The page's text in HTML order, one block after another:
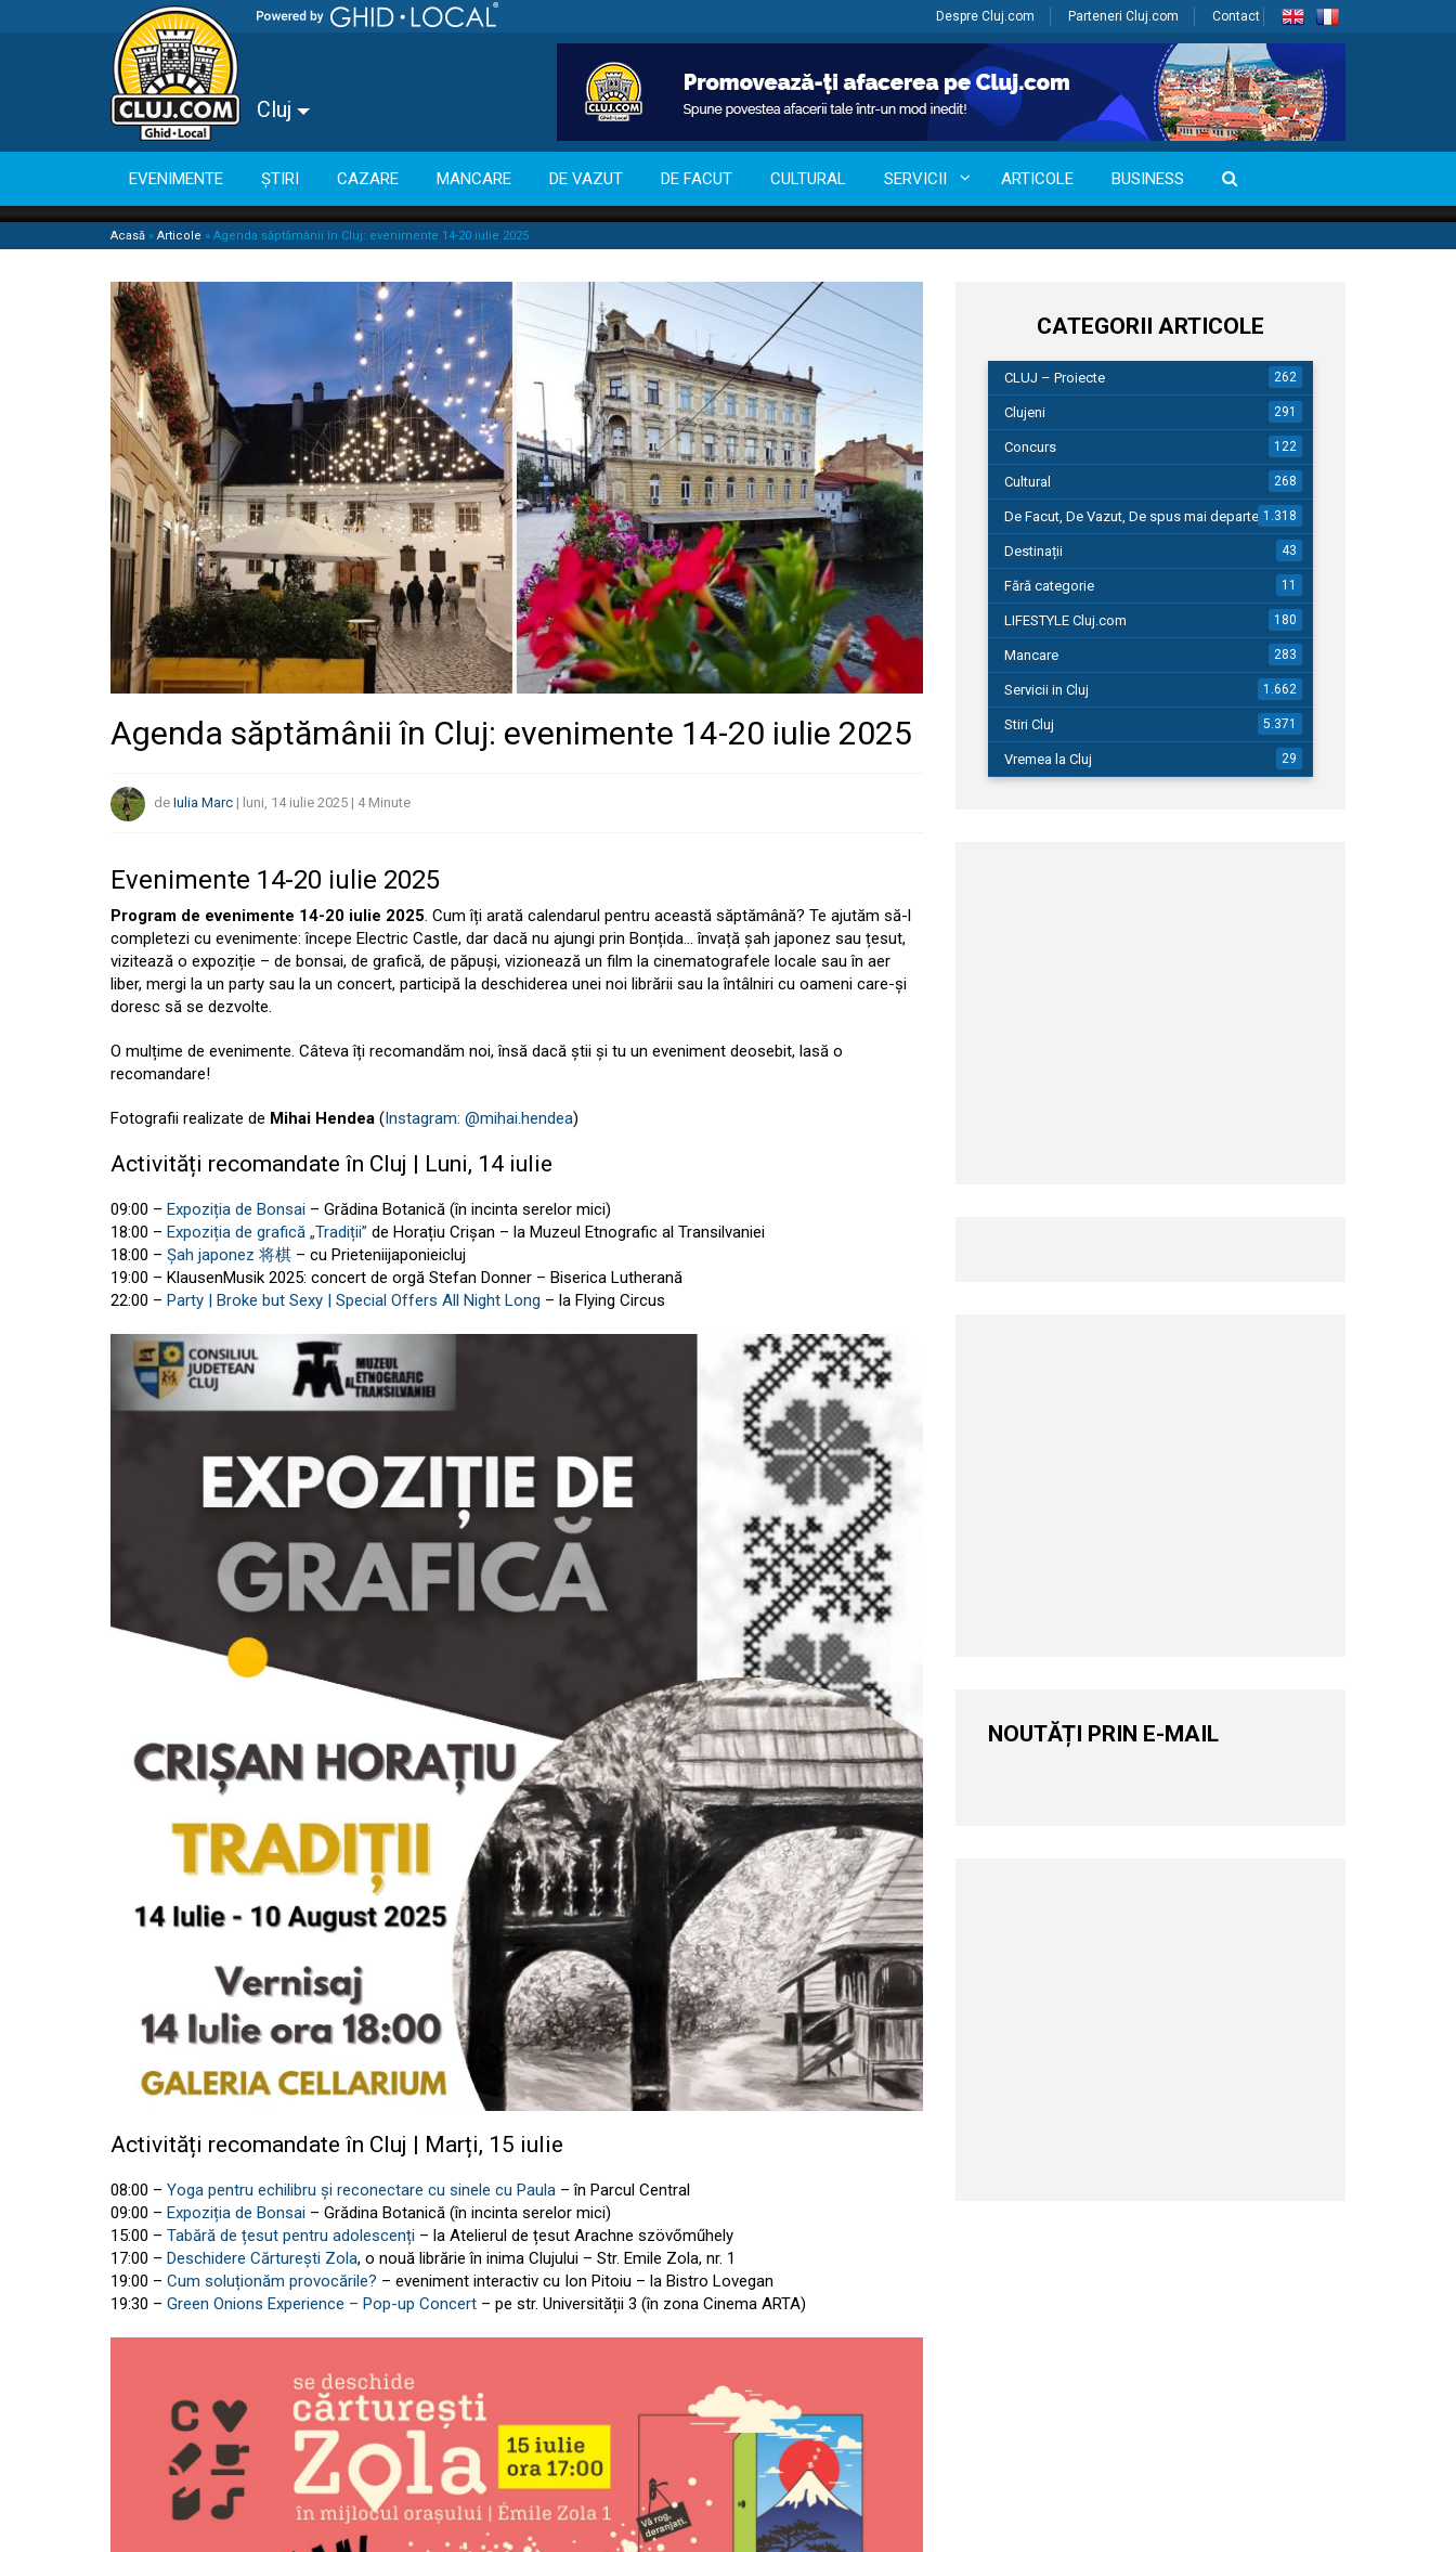
Despre Cluj.com Parteneri Cluj.com Contact
Cluj
EVENIMENTE ȘTIRI CAZARE MANCARE DE VAZUT DE FACUT CULTURAL SERVICII ARTICOLE BUSINESS
Acasă » Articole » Agenda săptămânii în Cluj: evenimente 14-20 iulie 2025
Agenda săptămânii în Cluj: evenimente 14-20 iulie 2025
de Iulia Marc | luni, 14 iulie 2025 | 4 Minute
Evenimente 14-20 iulie 2025
Program de evenimente 14-20 iulie 2025. Cum îți arată calendarul pentru această săptămână? Te ajutăm să-l
completezi cu evenimente: începe Electric Castle, dar dacă nu ajungi prin Bonțida… învață șah japonez sau țesut,
vizitează o expoziție – de bonsai, de grafică, de păpuși, vizionează un film la cinematografele locale sau în aer
liber, mergi la un party sau la un concert, participă la deschiderea unei noi librării sau la întâlniri cu oameni care-și
doresc să se dezvolte.
O mulțime de evenimente. Câteva îți recomandăm noi, însă dacă știi și tu un eveniment deosebit, lasă o
recomandare!
Fotografii realizate de Mihai Hendea (Instagram: @mihai.hendea)
Activități recomandate în Cluj | Luni, 14 iulie
09:00 – Expoziția de Bonsai – Grădina Botanică (în incinta serelor mici)
18:00 – Expoziția de grafică „Tradiții” de Horațiu Crișan – la Muzeul Etnografic al Transilvaniei
18:00 – Șah japonez 将棋 – cu Prieteniijaponieicluj
19:00 – KlausenMusik 2025: concert de orgă Stefan Donner – Biserica Lutherană
22:00 – Party | Broke but Sexy | Special Offers All Night Long – la Flying Circus
Activități recomandate în Cluj | Marți, 15 iulie
08:00 – Yoga pentru echilibru și reconectare cu sinele cu Paula – în Parcul Central
09:00 – Expoziția de Bonsai – Grădina Botanică (în incinta serelor mici)
15:00 – Tabără de țesut pentru adolescenți – la Atelierul de țesut Arachne szövőműhely
17:00 – Deschidere Cărturești Zola, o nouă librărie în inima Clujului – Str. Emile Zola, nr. 1
19:00 – Cum soluționăm provocările? – eveniment interactiv cu Ion Pitoiu – la Bistro Lovegan
19:30 – Green Onions Experience – Pop-up Concert – pe str. Universității 3 (în zona Cinema ARTA)
CATEGORII ARTICOLE
CLUJ – Proiecte 262
Clujeni 291
Concurs 122
Cultural 268
De Facut, De Vazut, De spus mai departe…1.318
Destinații 43
Fără categorie 11
LIFESTYLE Cluj.com 180
Mancare 283
Servicii in Cluj 1.662
Stiri Cluj 5.371
Vremea la Cluj 29
NOUTĂȚI PRIN E-MAIL